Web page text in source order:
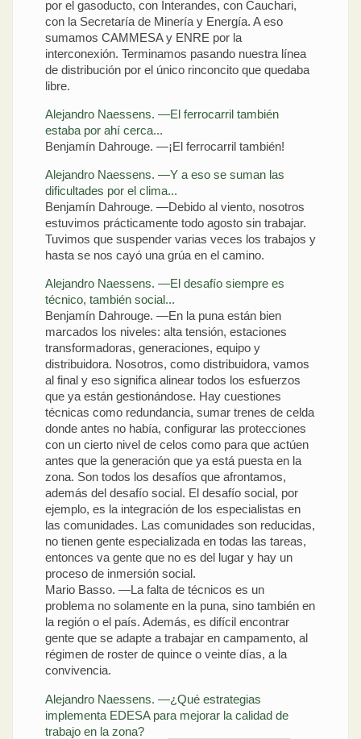
por el gasoducto, con Interandes, con Cauchari,
con la Secretaría de Minería y Energía. A eso
sumamos CAMMESA y ENRE por la
interconexión. Terminamos pasando nuestra línea
de distribución por el único rinconcito que quedaba
libre.
Alejandro Naessens. —El ferrocarril también
estaba por ahí cerca...
Benjamín Dahrouge. —¡El ferrocarril también!
Alejandro Naessens. —Y a eso se suman las
dificultades por el clima...
Benjamín Dahrouge. —Debido al viento, nosotros
estuvimos prácticamente todo agosto sin trabajar.
Tuvimos que suspender varias veces los trabajos y
hasta se nos cayó una grúa en el camino.
Alejandro Naessens. —El desafío siempre es
técnico, también social...
Benjamín Dahrouge. —En la puna están bien
marcados los niveles: alta tensión, estaciones
transformadoras, generaciones, equipo y
distribuidora. Nosotros, como distribuidora, vamos
al final y eso significa alinear todos los esfuerzos
que ya están gestionándose. Hay cuestiones
técnicas como redundancia, sumar trenes de celda
donde antes no había, configurar las protecciones
con un cierto nivel de celos como para que actúen
antes que la generación que ya está puesta en la
zona. Son todos los desafíos que afrontamos,
además del desafío social. El desafío social, por
ejemplo, es la integración de los especialistas en
las comunidades. Las comunidades son reducidas,
no tienen gente especializada en todas las tareas,
entonces va gente que no es del lugar y hay un
proceso de inmersión social.
Mario Basso. —La falta de técnicos es un
problema no solamente en la puna, sino también en
la región o el país. Además, es difícil encontrar
gente que se adapte a trabajar en campamento, al
régimen de roster de quince o veinte días, a la
convivencia.
Alejandro Naessens. —¿Qué estrategias
implementa EDESA para mejorar la calidad de
trabajo en la zona?